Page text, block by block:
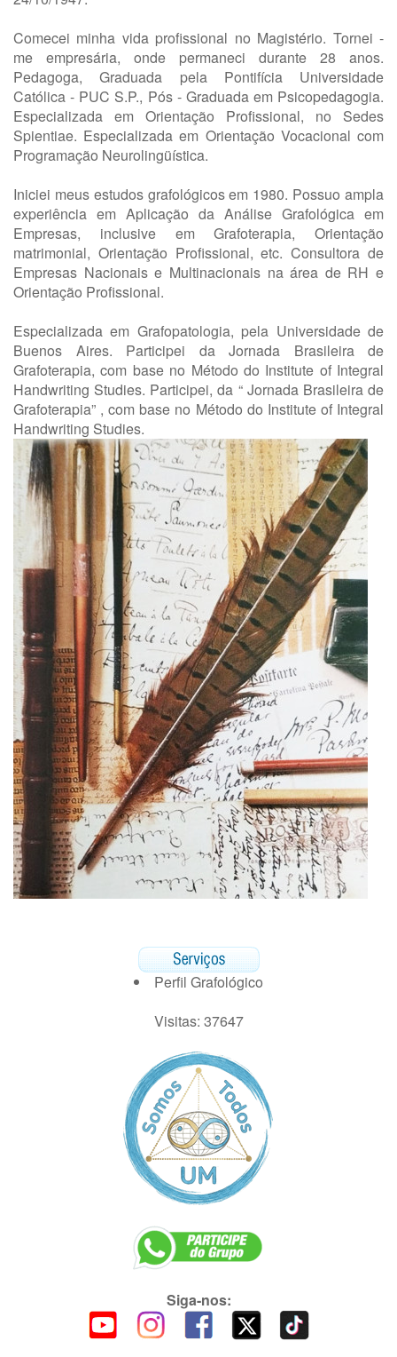
Comecei minha vida profissional no Magistério. Tornei -
me empresária, onde permaneci durante 28 anos.
Pedagoga, Graduada pela Pontifícia Universidade
Católica - PUC S.P., Pós - Graduada em Psicopedagogia.
Especializada em Orientação Profissional, no Sedes
Spientiae. Especializada em Orientação Vocacional com
Programação Neurolingüística.
Iniciei meus estudos grafológicos em 1980. Possuo ampla
experiência em Aplicação da Análise Grafológica em
Empresas, inclusive em Grafoterapia, Orientação
matrimonial, Orientação Profissional, etc. Consultora de
Empresas Nacionais e Multinacionais na área de RH e
Orientação Profissional.
Especializada em Grafopatologia, pela Universidade de
Buenos Aires. Participei da Jornada Brasileira de
Grafoterapia, com base no Método do Institute of Integral
Handwriting Studies. Participei, da “ Jornada Brasileira de
Grafoterapia” , com base no Método do Institute of Integral
Handwriting Studies.
Perfil Grafológico
Visitas: 37647
Siga-nos: